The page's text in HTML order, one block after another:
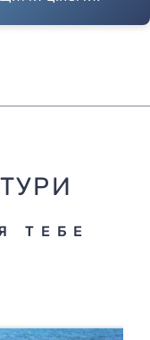
ТЕБЕ